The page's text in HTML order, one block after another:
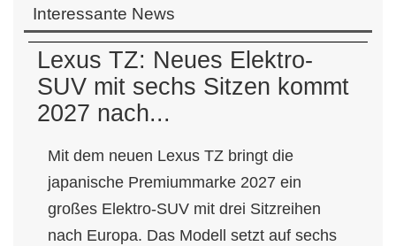
Interessante News
Lexus TZ: Neues Elektro-
SUV mit sechs Sitzen kommt
2027 nach...
Mit dem neuen Lexus TZ bringt die
japanische Premiummarke 2027 ein
großes Elektro-SUV mit drei Sitzreihen
nach Europa. Das Modell setzt auf sechs